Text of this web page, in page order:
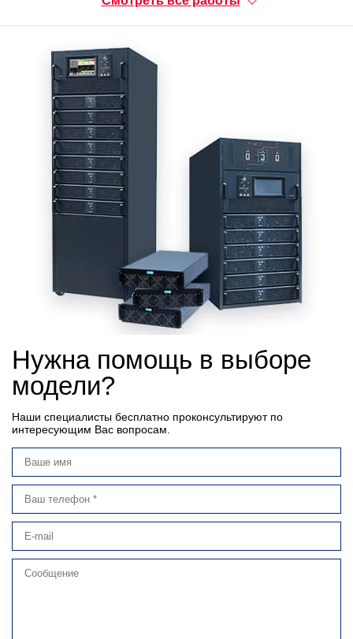
Нужна помощь в выборе
модели?
Наши специалисты бесплатно проконсультируют по
интересующим Вас вопросам.